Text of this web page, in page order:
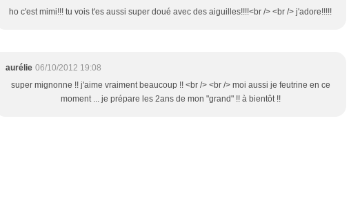
ho c'est mimi!!! tu vois t'es aussi super doué avec des aiguilles!!!!<br /> <br /> j'adore!!!!!
aurélie 06/10/2012 19:08
super mignonne !! j'aime vraiment beaucoup !! <br /> <br /> moi aussi je feutrine en ce
moment ... je prépare les 2ans de mon "grand" !! à bientôt !!